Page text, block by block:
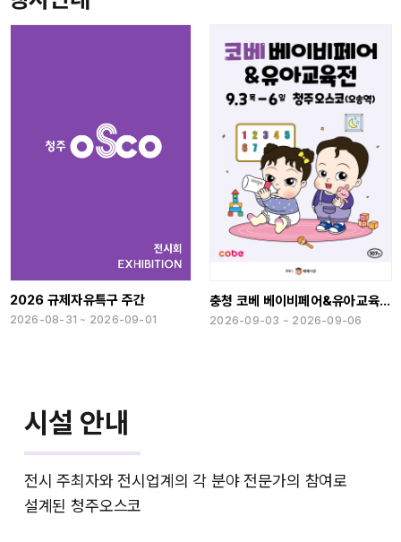
2026 규제자유특구 주간
2026-08-31 ~ 2026-09-01
충청 코베 베이비페어&유아교육전(하반기)
2026-09-03 ~ 2026-09-06
시설 안내
전시 주최자와 전시업계의 각 분야 전문가의 참여로
설계된 청주오스코